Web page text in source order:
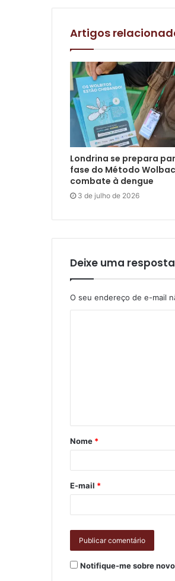
Artigos
Londrina se prepara
fase do Método
combate à dengue
3 de julho de 2026
Deixe uma resposta
O seu endereço de e-mail
Nome *
E-mail *
Notifique-me sobre